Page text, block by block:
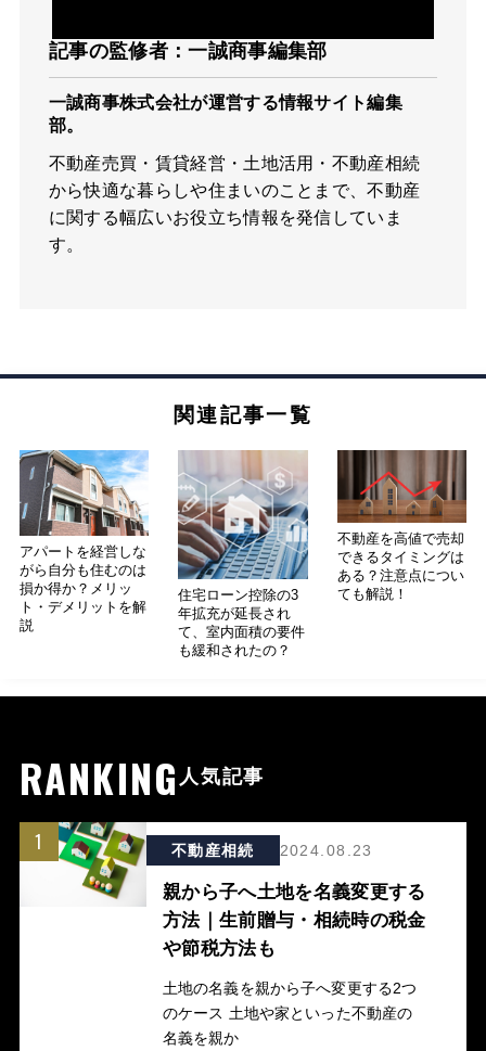
記事の監修者：一誠商事編集部
一誠商事株式会社が運営する情報サイト編集
部。
不動産売買・賃貸経営・土地活用・不動産相続
から快適な暮らしや住まいのことまで、不動産
に関する幅広いお役立ち情報を発信していま
す。
関連記事一覧
アパートを経営しな
がら自分も住むのは
損か得か？メリッ
ト・デメリットを解
説
住宅ローン控除の3
年拡充が延長され
て、室内面積の要件
も緩和されたの？
不動産を高値で売却
できるタイミングは
ある？注意点につい
ても解説！
RANKING 人気記事
1 不動産相続 2024.08.23
親から子へ土地を名義変更する
方法｜生前贈与・相続時の税金
や節税方法も
土地の名義を親から子へ変更する2つ
のケース 土地や家といった不動産の
名義を親か